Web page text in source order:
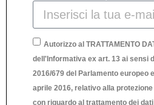
Autorizzo al TRATTAMENTO
dell'Informativa ex art. 13 ai sensi
2016/679 del Parlamento europeo
aprile 2016, relativo alla
con riguardo al trattamento dei